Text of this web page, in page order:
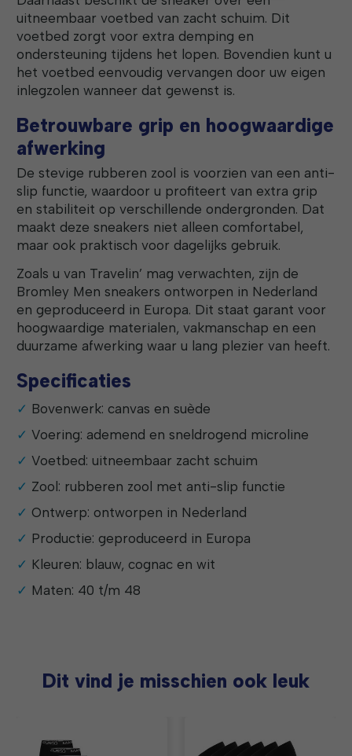
uitneembaar voetbed van zacht schuim. Dit
voetbed zorgt voor extra demping en
ondersteuning tijdens het lopen. Bovendien kunt u
het voetbed eenvoudig vervangen door uw eigen
inlegzolen wanneer dat gewenst is.
Betrouwbare grip en hoogwaardige
afwerking
De stevige rubberen zool is voorzien van een anti-
slip functie, waardoor u profiteert van extra grip
en stabiliteit op verschillende ondergronden. Dat
maakt deze sneakers niet alleen comfortabel,
maar ook praktisch voor dagelijks gebruik.
Zoals u van Travelin’ mag verwachten, zijn de
Bromley Men sneakers ontworpen in Nederland
en geproduceerd in Europa. Dit staat garant voor
hoogwaardige materialen, vakmanschap en een
duurzame afwerking waar u lang plezier van heeft.
Specificaties
Bovenwerk: canvas en suède
Voering: ademend en sneldrogend microline
Voetbed: uitneembaar zacht schuim
Zool: rubberen zool met anti-slip functie
Ontwerp: ontworpen in Nederland
Productie: geproduceerd in Europa
Kleuren: blauw, cognac en wit
Maten: 40 t/m 48
Dit vind je misschien ook leuk